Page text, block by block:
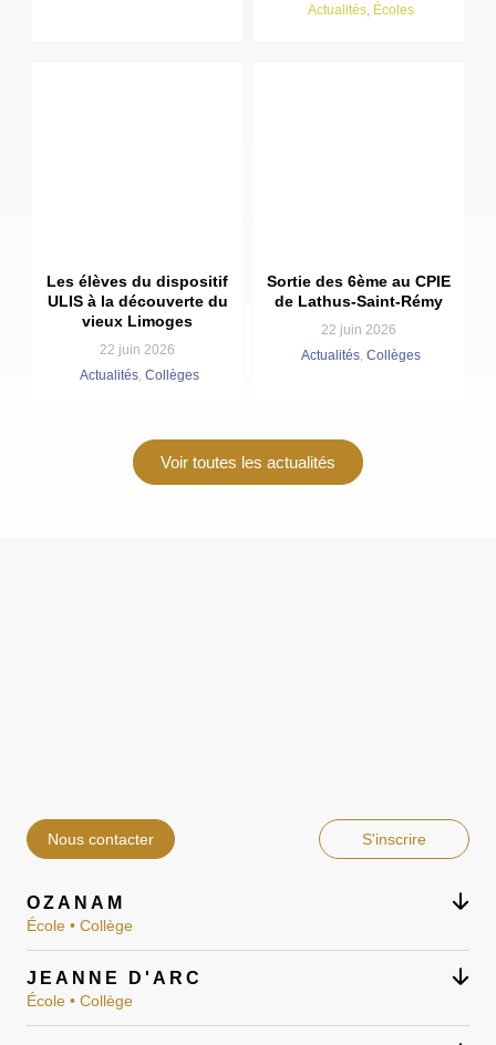
Actualités, Écoles
Les élèves du dispositif
ULIS à la découverte du
vieux Limoges
22 juin 2026
Actualités, Collèges
Sortie des 6ème au CPIE
de Lathus-Saint-Rémy
22 juin 2026
Actualités, Collèges
Voir toutes les actualités
Nous contacter S'inscrire
OZANAM
École • Collège
JEANNE D'ARC
École • Collège